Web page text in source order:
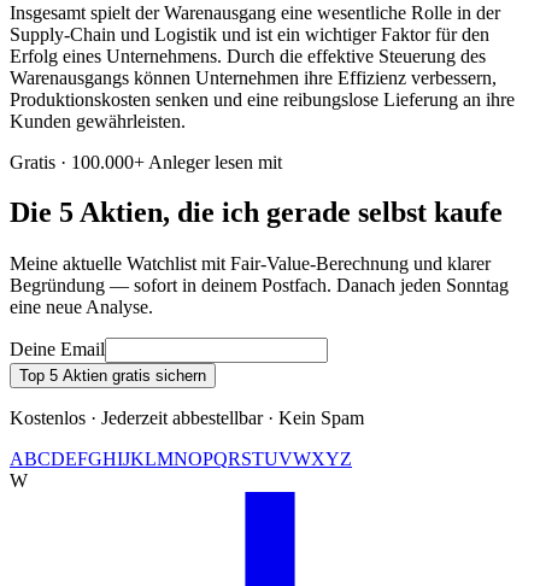
Insgesamt spielt der Warenausgang eine wesentliche Rolle in der
Supply-Chain und Logistik und ist ein wichtiger Faktor für den
Erfolg eines Unternehmens. Durch die effektive Steuerung des
Warenausgangs können Unternehmen ihre Effizienz verbessern,
Produktionskosten senken und eine reibungslose Lieferung an ihre
Kunden gewährleisten.
Gratis · 100.000+ Anleger lesen mit
Die 5 Aktien, die ich gerade selbst kaufe
Meine aktuelle Watchlist mit Fair-Value-Berechnung und klarer
Begründung — sofort in deinem Postfach. Danach jeden Sonntag
eine neue Analyse.
Deine Email
Top 5 Aktien gratis sichern
Kostenlos · Jederzeit abbestellbar · Kein Spam
ABCDEFGHIJKLMNOPQRSTUVWXYZ
W